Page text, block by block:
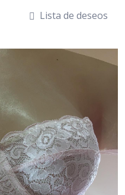
Lista de deseos